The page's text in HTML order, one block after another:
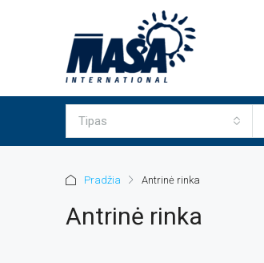
Tipas
Pradžia Antrinė rinka
Antrinė rinka